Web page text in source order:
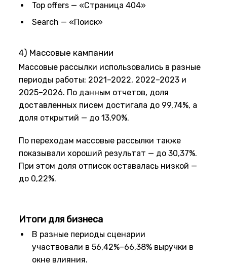
Top offers — «Страница 404»
Search — «Поиск»
4) Массовые кампании
Массовые рассылки использовались в разные
периоды работы: 2021–2022, 2022–2023 и
2025–2026. По данным отчетов, доля
доставленных писем достигала до 99,74%, а
доля открытий — до 13,90%.
По переходам массовые рассылки также
показывали хороший результат — до 30,37%.
При этом доля отписок оставалась низкой —
до 0,22%.
Итоги для бизнеса
В разные периоды сценарии
участвовали в 56,42%–66,38% выручки в
окне влияния.